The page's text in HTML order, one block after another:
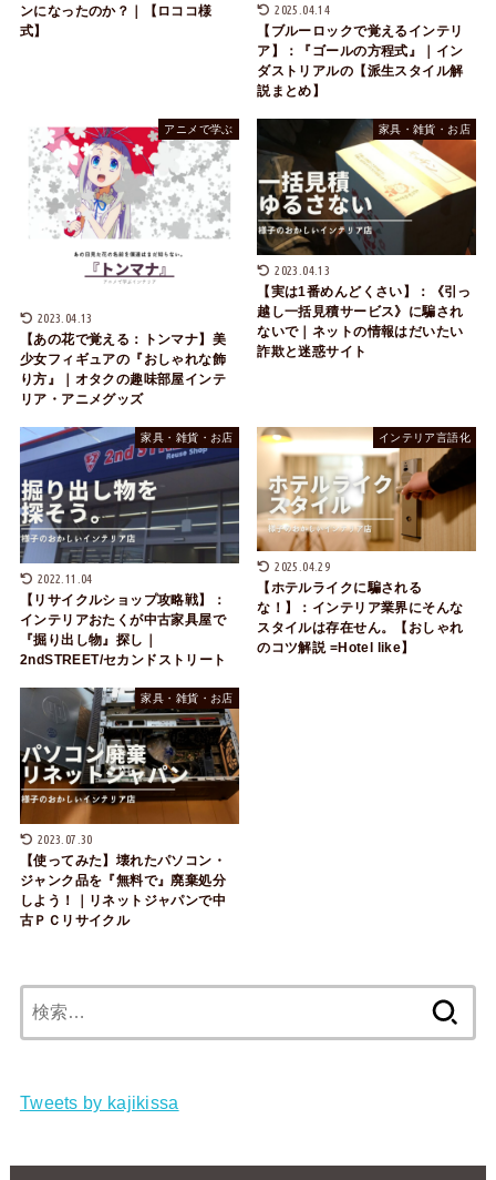
ンになったのか？｜【ロココ様
式】
2025.04.14
【ブルーロックで覚えるインテリ
ア】：『ゴールの方程式』｜イン
ダストリアルの【派生スタイル解
説まとめ】
アニメで学ぶ
2023.04.13
【あの花で覚える：トンマナ】美
少女フィギュアの『おしゃれな飾
り方』｜オタクの趣味部屋インテ
リア・アニメグッズ
家具・雑貨・お店
2023.04.13
【実は1番めんどくさい】：《引っ
越し一括見積サービス》に騙され
ないで｜ネットの情報はだいたい
詐欺と迷惑サイト
家具・雑貨・お店
2022.11.04
【リサイクルショップ攻略戦】：
インテリアおたくが中古家具屋で
『掘り出し物』探し｜
2ndSTREET/セカンドストリート
インテリア言語化
2025.04.29
【ホテルライクに騙される
な！】：インテリア業界にそんな
スタイルは存在せん。【おしゃれ
のコツ解説 =Hotel like】
家具・雑貨・お店
2023.07.30
【使ってみた】壊れたパソコン・
ジャンク品を『無料で』廃棄処分
しよう！｜リネットジャパンで中
古ＰＣリサイクル
索:
Tweets by kajikissa